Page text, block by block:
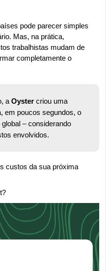
pode parecer simples
Mas, na prática,
trabalhistas mudam de
completamente o
a Oyster criou uma
em poucos segundos, o
– considerando
envolvidos.
custos da sua próxima